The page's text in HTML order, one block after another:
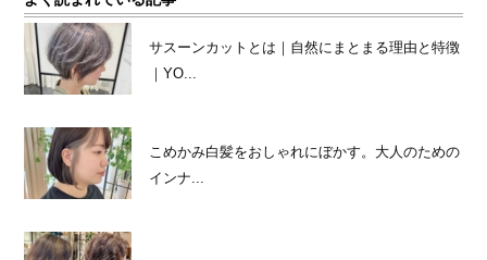
サスーンカットとは｜自然にまとまる理由と特徴
｜YO...
こめかみ白髪をおしゃれにぼかす。大人のための
インナ...